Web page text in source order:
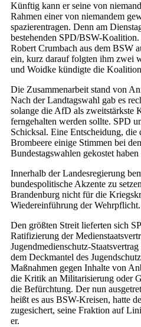
Künftig kann er seine von
Rahmen einer von niemandem
spazierentragen. Denn am
bestehenden SPD/BSW-
Robert Crumbach aus dem BSW
ein, kurz darauf folgten ihm zwei
und Woidke kündigte die
Die Zusammenarbeit stand von
Nach der Landtagswahl gab es
solange die AfD als zweitstärkste
ferngehalten werden sollte. SPD
Schicksal. Eine Entscheidung,
Brombeere einige Stimmen bei
Bundestagswahlen gekostet haben
Innerhalb der Landesregierung
bundespolitische Akzente zu
Brandenburg nicht für die
Wiedereinführung der Wehrpflicht.
Den größten Streit lieferten sich
Ratifizierung der
Jugendmedienschutz-
dem Deckmantel des
Maßnahmen gegen Inhalte von
die Kritik an Militarisierung oder
die Befürchtung. Der nun
heißt es aus BSW-Kreisen, hatte
zugesichert, seine Fraktion auf
er.